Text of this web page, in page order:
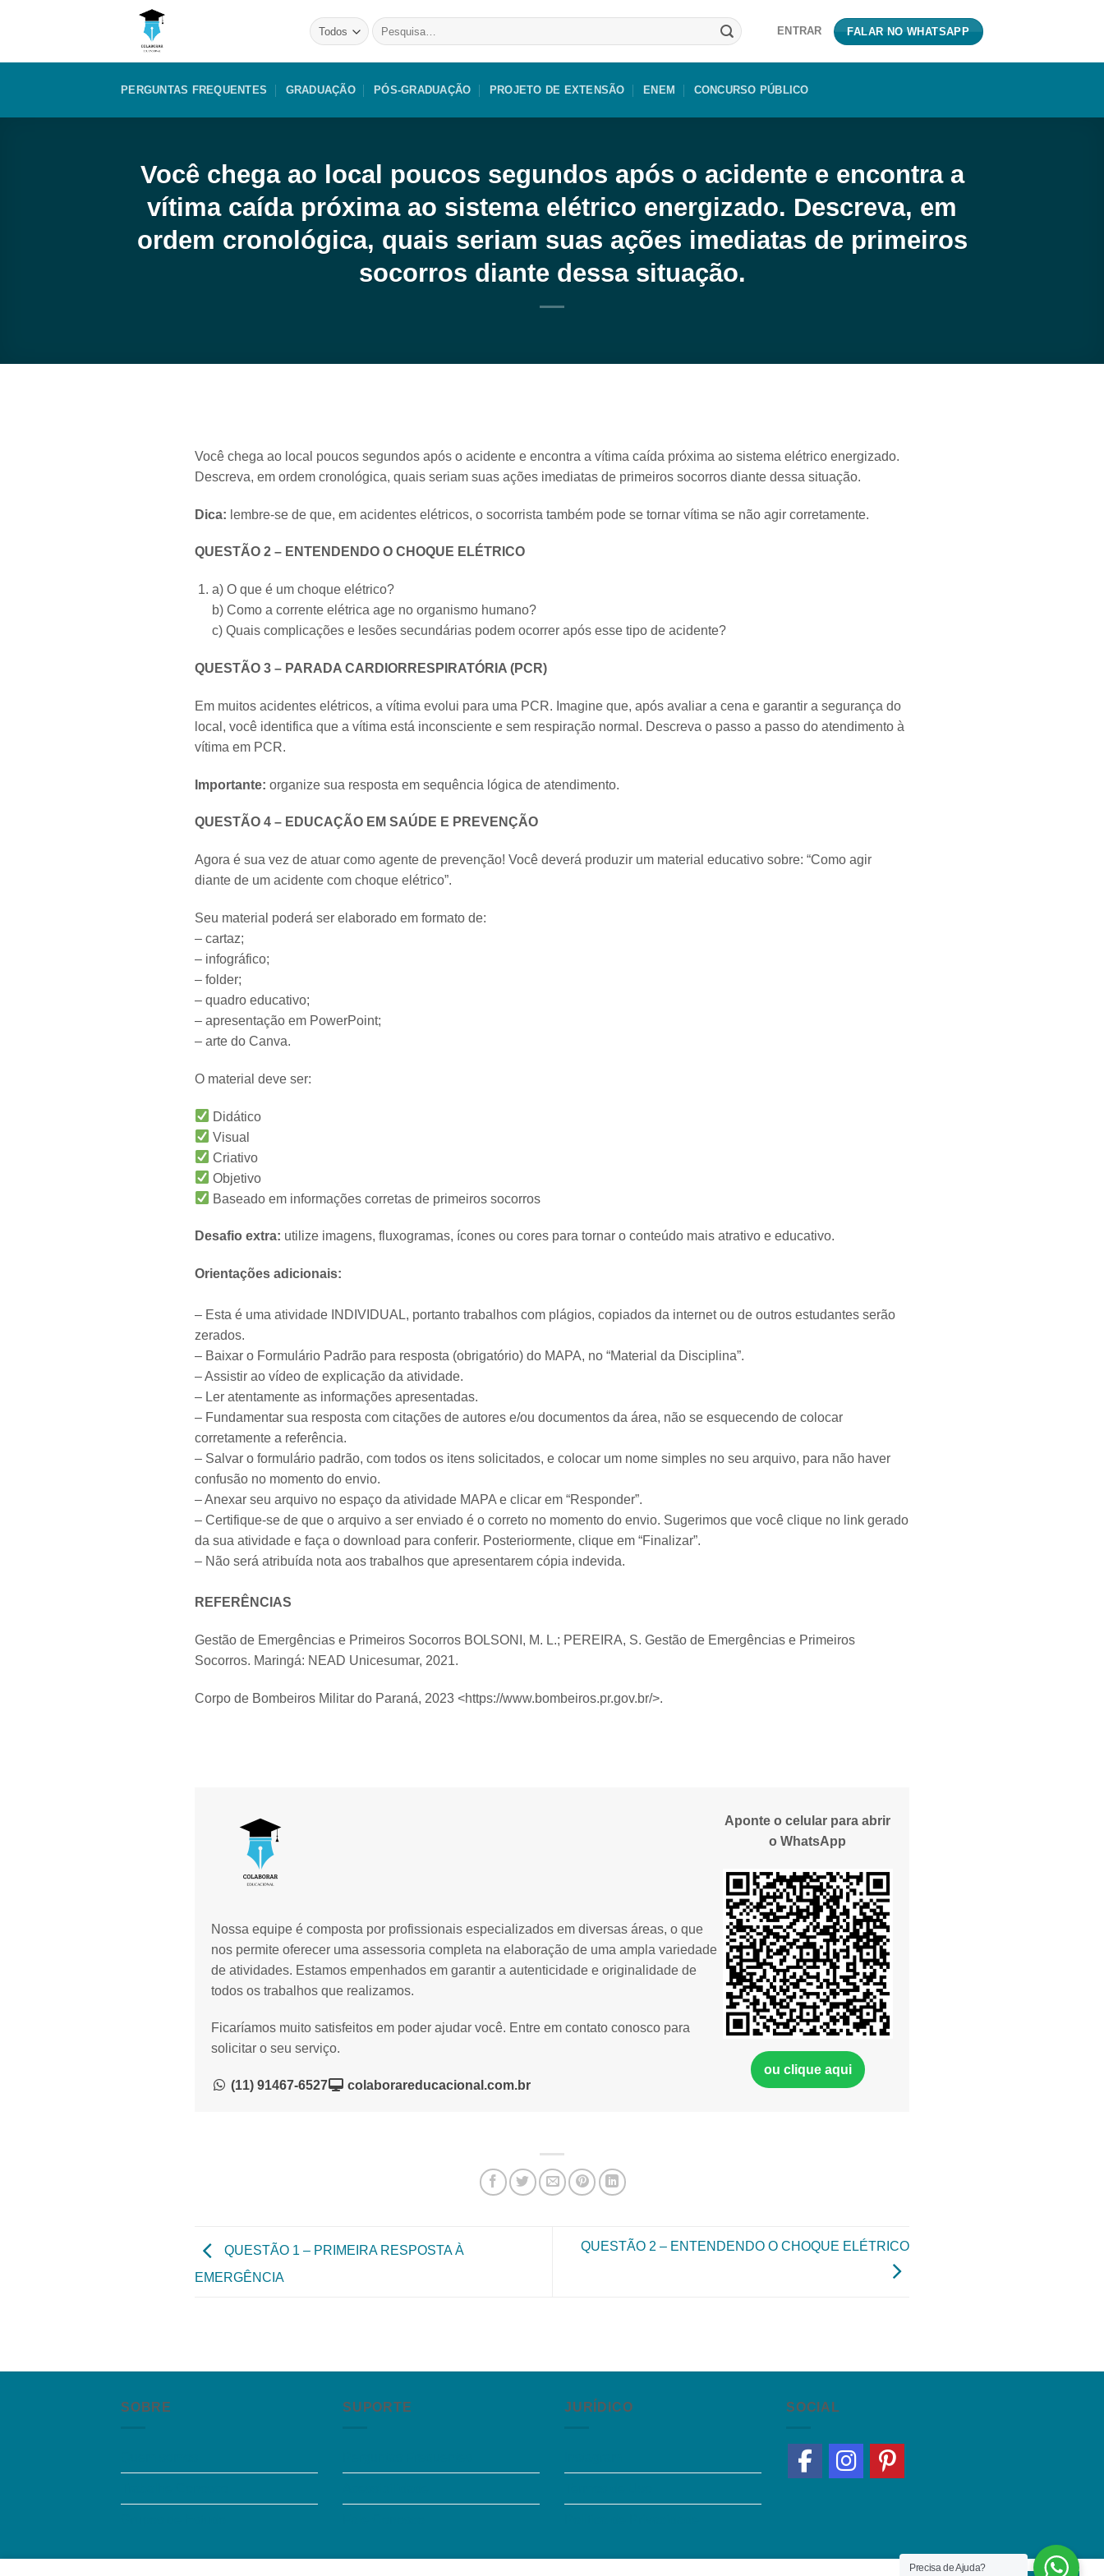
Pesquisar
por:
ENTRAR FALAR NO WHATSAPP
PERGUNTAS FREQUENTES GRADUAÇÃO PÓS-GRADUAÇÃO PROJETO DE EXTENSÃO ENEM CONCURSO PÚBLICO
Você chega ao local poucos segundos após o acidente e encontra a
vítima caída próxima ao sistema elétrico energizado. Descreva, em
ordem cronológica, quais seriam suas ações imediatas de primeiros
socorros diante dessa situação.
Você chega ao local poucos segundos após o acidente e encontra a vítima caída próxima ao sistema elétrico energizado.
Descreva, em ordem cronológica, quais seriam suas ações imediatas de primeiros socorros diante dessa situação.
Dica: lembre-se de que, em acidentes elétricos, o socorrista também pode se tornar vítima se não agir corretamente.
QUESTÃO 2 – ENTENDENDO O CHOQUE ELÉTRICO
a) O que é um choque elétrico?
b) Como a corrente elétrica age no organismo humano?
c) Quais complicações e lesões secundárias podem ocorrer após esse tipo de acidente?
QUESTÃO 3 – PARADA CARDIORRESPIRATÓRIA (PCR)
Em muitos acidentes elétricos, a vítima evolui para uma PCR. Imagine que, após avaliar a cena e garantir a segurança do
local, você identifica que a vítima está inconsciente e sem respiração normal. Descreva o passo a passo do atendimento à
vítima em PCR.
Importante: organize sua resposta em sequência lógica de atendimento.
QUESTÃO 4 – EDUCAÇÃO EM SAÚDE E PREVENÇÃO
Agora é sua vez de atuar como agente de prevenção! Você deverá produzir um material educativo sobre: “Como agir
diante de um acidente com choque elétrico”.
Seu material poderá ser elaborado em formato de:
– cartaz;
– infográfico;
– folder;
– quadro educativo;
– apresentação em PowerPoint;
– arte do Canva.
O material deve ser:
Didático
Visual
Criativo
Objetivo
Baseado em informações corretas de primeiros socorros
Desafio extra: utilize imagens, fluxogramas, ícones ou cores para tornar o conteúdo mais atrativo e educativo.
Orientações adicionais:
– Esta é uma atividade INDIVIDUAL, portanto trabalhos com plágios, copiados da internet ou de outros estudantes serão
zerados.
– Baixar o Formulário Padrão para resposta (obrigatório) do MAPA, no “Material da Disciplina”.
– Assistir ao vídeo de explicação da atividade.
– Ler atentamente as informações apresentadas.
– Fundamentar sua resposta com citações de autores e/ou documentos da área, não se esquecendo de colocar
corretamente a referência.
– Salvar o formulário padrão, com todos os itens solicitados, e colocar um nome simples no seu arquivo, para não haver
confusão no momento do envio.
– Anexar seu arquivo no espaço da atividade MAPA e clicar em “Responder”.
– Certifique-se de que o arquivo a ser enviado é o correto no momento do envio. Sugerimos que você clique no link gerado
da sua atividade e faça o download para conferir. Posteriormente, clique em “Finalizar”.
– Não será atribuída nota aos trabalhos que apresentarem cópia indevida.​
REFERÊNCIAS
Gestão de Emergências e Primeiros Socorros BOLSONI, M. L.; PEREIRA, S. Gestão de Emergências e Primeiros
Socorros. Maringá: NEAD Unicesumar, 2021.
Corpo de Bombeiros Militar do Paraná, 2023 <https://www.bombeiros.pr.gov.br/>.
Nossa equipe é composta por profissionais especializados em diversas áreas, o que
nos permite oferecer uma assessoria completa na elaboração de uma ampla variedade
de atividades. Estamos empenhados em garantir a autenticidade e originalidade de
todos os trabalhos que realizamos.
Ficaríamos muito satisfeitos em poder ajudar você. Entre em contato conosco para
solicitar o seu serviço.
(11) 91467-6527 colaborareducacional.com.br
Aponte o celular para abrir
o WhatsApp
ou clique aqui
QUESTÃO 1 – PRIMEIRA RESPOSTA À
EMERGÊNCIA
QUESTÃO 2 – ENTENDENDO O CHOQUE ELÉTRICO
SOBRE SUPORTE JURÍDICO SOCIAL
Precisa de Ajuda?